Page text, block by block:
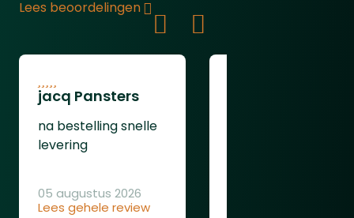
Lees beoordelingen
jacq Pansters
na bestelling snelle
levering
Lees gehele review
05 augustus 2026